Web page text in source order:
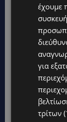
Topics
έχουμε
για
τρίτων